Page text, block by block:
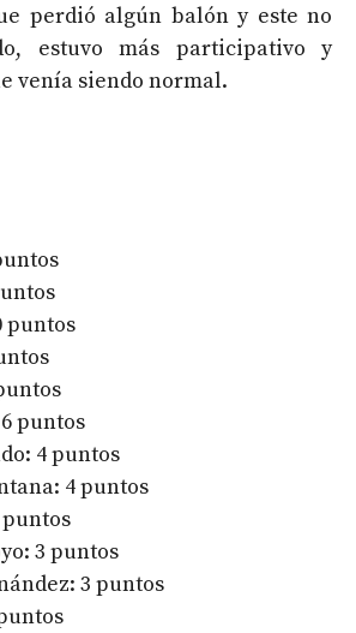
perdió algún balón y este no
estuvo más participativo y
venía siendo normal.
puntos
puntos
4 puntos
4 puntos
3 puntos
3 puntos